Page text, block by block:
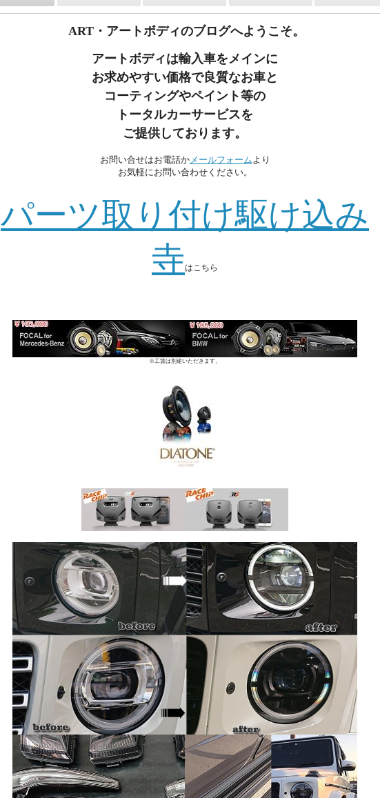
ART・アートボディのブログへようこそ。
アートボディは輸入車をメインに
お求めやすい価格で良質なお車と
コーティングやペイント等の
トータルカーサービスを
ご提供しております。
お問い合せはお電話かメールフォームより
お気軽にお問い合わせください。
パーツ取り付け駆け込み
寺はこちら
※工賃は別途いただきます。